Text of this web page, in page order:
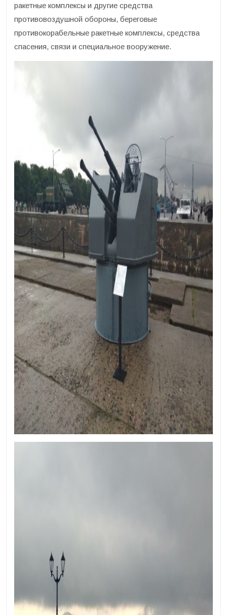
ракетные комплексы и другие средства
противовоздушной обороны, береговые
противокорабельные ракетные комплексы, средства
спасения, связи и специальное вооружение.